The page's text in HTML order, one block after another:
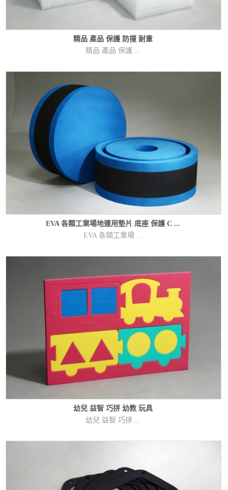
精品 產品 保護 防撞 耐重
精品 產品 保護 ...
EVA 各類工業場地運用墊片 底座 保護 C ...
EVA 各類工業場 ...
幼兒 益智 巧拼 幼教 玩具
幼兒 益智 巧拼 ...